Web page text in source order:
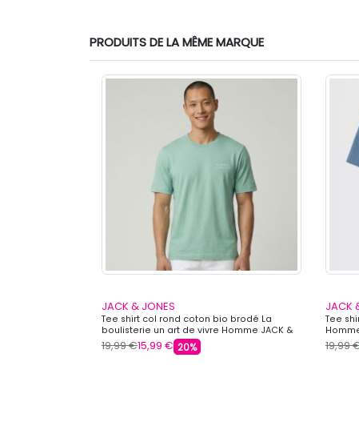
PRODUITS DE LA MÊME MARQUE
JACK & JONES
Tee shirt col rond coton bio brodé La
boulisterie un art de vivre Homme JACK &
JONES
19,99 €15,99 € 20%
JACK
Tee
19,99